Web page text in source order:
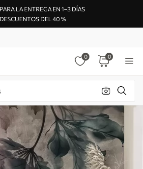
LA ENTREGA EN 1–3 DÍAS
DESCUENTOS DEL 40 %
0 0